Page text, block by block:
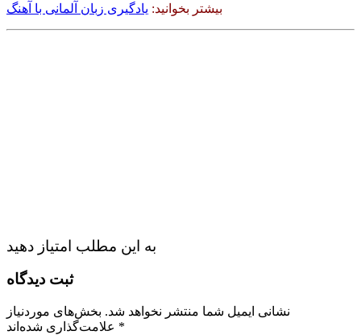
بیشتر بخوانید: یادگیری زبان آلمانی با آهنگ
به این مطلب امتیاز دهید
ثبت دیدگاه
نشانی ایمیل شما منتشر نخواهد شد. بخش‌های موردنیاز
*